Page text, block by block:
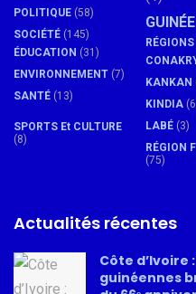
POLITIQUE (58)
SOCIÉTÉ (145)
ÉDUCATION (31)
ENVIRONNEMENT (7)
SANTÉ (13)
SPORTS Et CULTURE
(8)
GUINÉE
RÉGIONS
KANKAN
KINDIA
LABÉ (3)
RÉGION
(75)
Actualités récentes
Côte d’Ivoire
guinéennes